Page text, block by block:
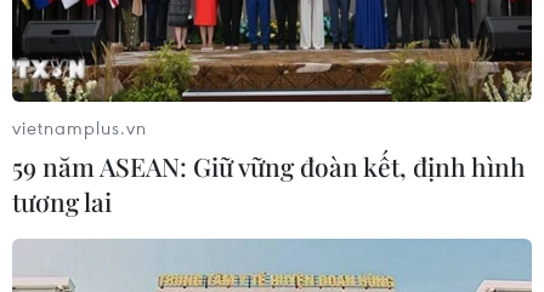
vietnamplus.vn
59 năm ASEAN: Giữ vững đoàn kết, định hình
tương lai